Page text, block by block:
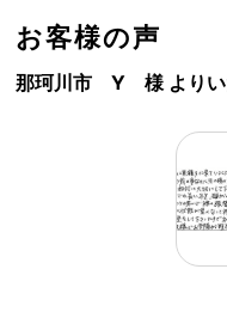
お客様の声
那珂川市 Y 様 よりい